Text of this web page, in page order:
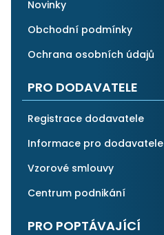
Novinky
Obchodní podmínky
Ochrana osobních údajů
PRO DODAVATELE
Registrace dodavatele
Informace pro dodavatele
Vzorové smlouvy
Centrum podnikání
PRO POPTÁVAJÍCÍ